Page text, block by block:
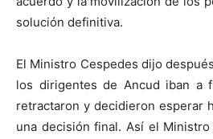
solución definitiva.
El Ministro Cespedes dijo
los dirigentes de Ancud iban a
retractaron y decidieron esperar
una decisión final. Así el